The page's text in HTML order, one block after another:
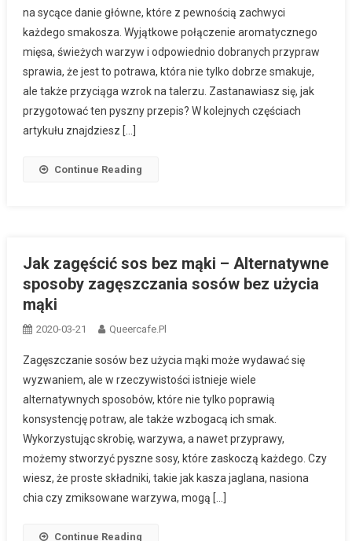
na sycące danie główne, które z pewnością zachwyci
każdego smakosza. Wyjątkowe połączenie aromatycznego
mięsa, świeżych warzyw i odpowiednio dobranych przypraw
sprawia, że jest to potrawa, która nie tylko dobrze smakuje,
ale także przyciąga wzrok na talerzu. Zastanawiasz się, jak
przygotować ten pyszny przepis? W kolejnych częściach
artykułu znajdziesz […]
Continue Reading
Jak zagęścić sos bez mąki – Alternatywne
sposoby zagęszczania sosów bez użycia
mąki
2020-03-21 Queercafe.pl
Zagęszczanie sosów bez użycia mąki może wydawać się
wyzwaniem, ale w rzeczywistości istnieje wiele
alternatywnych sposobów, które nie tylko poprawią
konsystencję potraw, ale także wzbogacą ich smak.
Wykorzystując skrobię, warzywa, a nawet przyprawy,
możemy stworzyć pyszne sosy, które zaskoczą każdego. Czy
wiesz, że proste składniki, takie jak kasza jaglana, nasiona
chia czy zmiksowane warzywa, mogą […]
Continue Reading